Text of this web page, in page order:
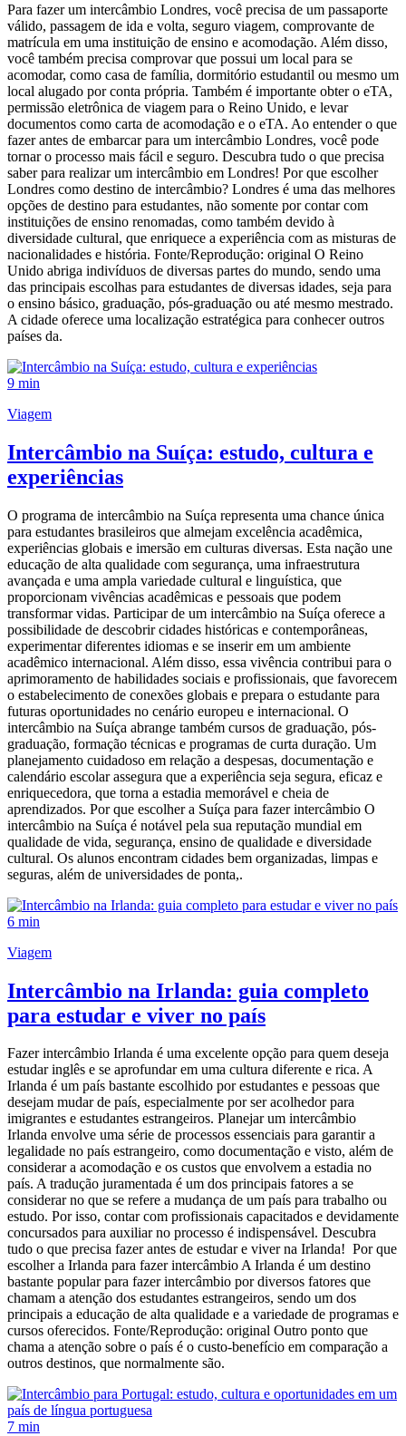
Para fazer um intercâmbio Londres, você precisa de um passaporte
válido, passagem de ida e volta, seguro viagem, comprovante de
matrícula em uma instituição de ensino e acomodação. Além disso,
você também precisa comprovar que possui um local para se
acomodar, como casa de família, dormitório estudantil ou mesmo um
local alugado por conta própria. Também é importante obter o eTA,
permissão eletrônica de viagem para o Reino Unido, e levar
documentos como carta de acomodação e o eTA. Ao entender o que
fazer antes de embarcar para um intercâmbio Londres, você pode
tornar o processo mais fácil e seguro. Descubra tudo o que precisa
saber para realizar um intercâmbio em Londres! Por que escolher
Londres como destino de intercâmbio? Londres é uma das melhores
opções de destino para estudantes, não somente por contar com
instituições de ensino renomadas, como também devido à
diversidade cultural, que enriquece a experiência com as misturas de
nacionalidades e história. Fonte/Reprodução: original O Reino
Unido abriga indivíduos de diversas partes do mundo, sendo uma
das principais escolhas para estudantes de diversas idades, seja para
o ensino básico, graduação, pós-graduação ou até mesmo mestrado.
A cidade oferece uma localização estratégica para conhecer outros
países da.
9 min
Viagem
Intercâmbio na Suíça: estudo, cultura e
experiências
O programa de intercâmbio na Suíça representa uma chance única
para estudantes brasileiros que almejam excelência acadêmica,
experiências globais e imersão em culturas diversas. Esta nação une
educação de alta qualidade com segurança, uma infraestrutura
avançada e uma ampla variedade cultural e linguística, que
proporcionam vivências acadêmicas e pessoais que podem
transformar vidas. Participar de um intercâmbio na Suíça oferece a
possibilidade de descobrir cidades históricas e contemporâneas,
experimentar diferentes idiomas e se inserir em um ambiente
acadêmico internacional. Além disso, essa vivência contribui para o
aprimoramento de habilidades sociais e profissionais, que favorecem
o estabelecimento de conexões globais e prepara o estudante para
futuras oportunidades no cenário europeu e internacional. O
intercâmbio na Suíça abrange também cursos de graduação, pós-
graduação, formação técnicas e programas de curta duração. Um
planejamento cuidadoso em relação a despesas, documentação e
calendário escolar assegura que a experiência seja segura, eficaz e
enriquecedora, que torna a estadia memorável e cheia de
aprendizados. Por que escolher a Suíça para fazer intercâmbio O
intercâmbio na Suíça é notável pela sua reputação mundial em
qualidade de vida, segurança, ensino de qualidade e diversidade
cultural. Os alunos encontram cidades bem organizadas, limpas e
seguras, além de universidades de ponta,.
6 min
Viagem
Intercâmbio na Irlanda: guia completo
para estudar e viver no país
Fazer intercâmbio Irlanda é uma excelente opção para quem deseja
estudar inglês e se aprofundar em uma cultura diferente e rica. A
Irlanda é um país bastante escolhido por estudantes e pessoas que
desejam mudar de país, especialmente por ser acolhedor para
imigrantes e estudantes estrangeiros. Planejar um intercâmbio
Irlanda envolve uma série de processos essenciais para garantir a
legalidade no país estrangeiro, como documentação e visto, além de
considerar a acomodação e os custos que envolvem a estadia no
país. A tradução juramentada é um dos principais fatores a se
considerar no que se refere a mudança de um país para trabalho ou
estudo. Por isso, contar com profissionais capacitados e devidamente
concursados para auxiliar no processo é indispensável. Descubra
tudo o que precisa fazer antes de estudar e viver na Irlanda! Por que
escolher a Irlanda para fazer intercâmbio A Irlanda é um destino
bastante popular para fazer intercâmbio por diversos fatores que
chamam a atenção dos estudantes estrangeiros, sendo um dos
principais a educação de alta qualidade e a variedade de programas e
cursos oferecidos. Fonte/Reprodução: original Outro ponto que
chama a atenção sobre o país é o custo-benefício em comparação a
outros destinos, que normalmente são.
7 min